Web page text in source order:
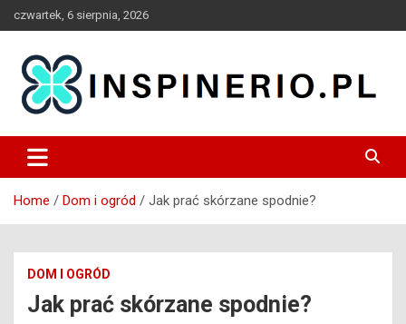
to
czwartek, 6 sierpnia, 2026
Inspinerio
Home Dom i ogród Jak prać skórzane spodnie?
DOM I OGRÓD
Jak prać skórzane spodnie?